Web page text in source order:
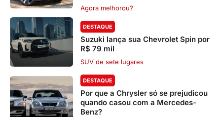
Agora melhorou?
DESTAQUE
Suzuki lança sua Chevrolet Spin por
R$ 79 mil
SUV de sete lugares
DESTAQUE
Por que a Chrysler só se prejudicou
quando casou com a Mercedes-
Benz?